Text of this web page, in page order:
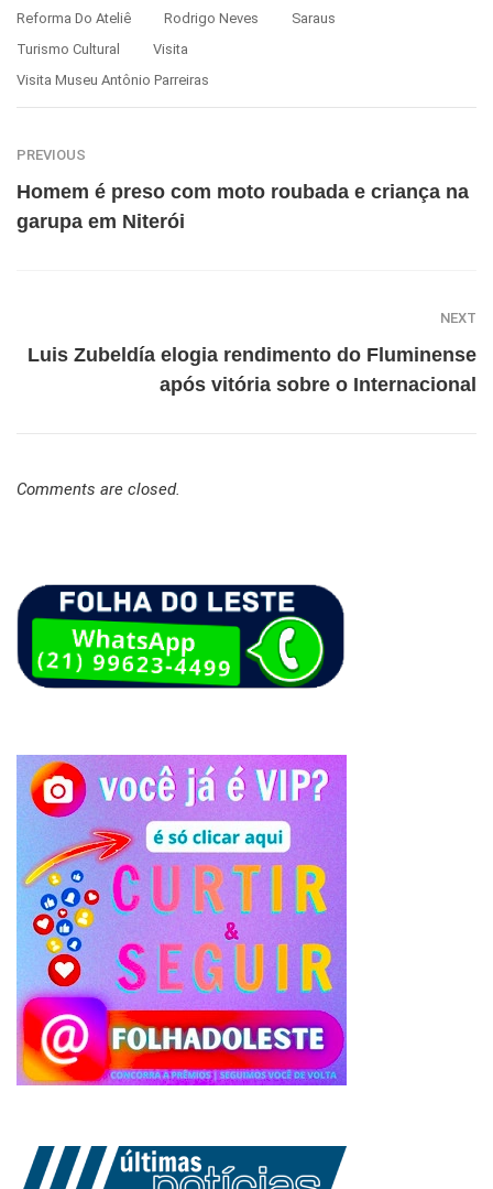
Reforma Do Ateliê
Rodrigo Neves
Saraus
Turismo Cultural
Visita
Visita Museu Antônio Parreiras
PREVIOUS
Homem é preso com moto roubada e criança na
garupa em Niterói
NEXT
Luis Zubeldía elogia rendimento do Fluminense
após vitória sobre o Internacional
Comments are closed.